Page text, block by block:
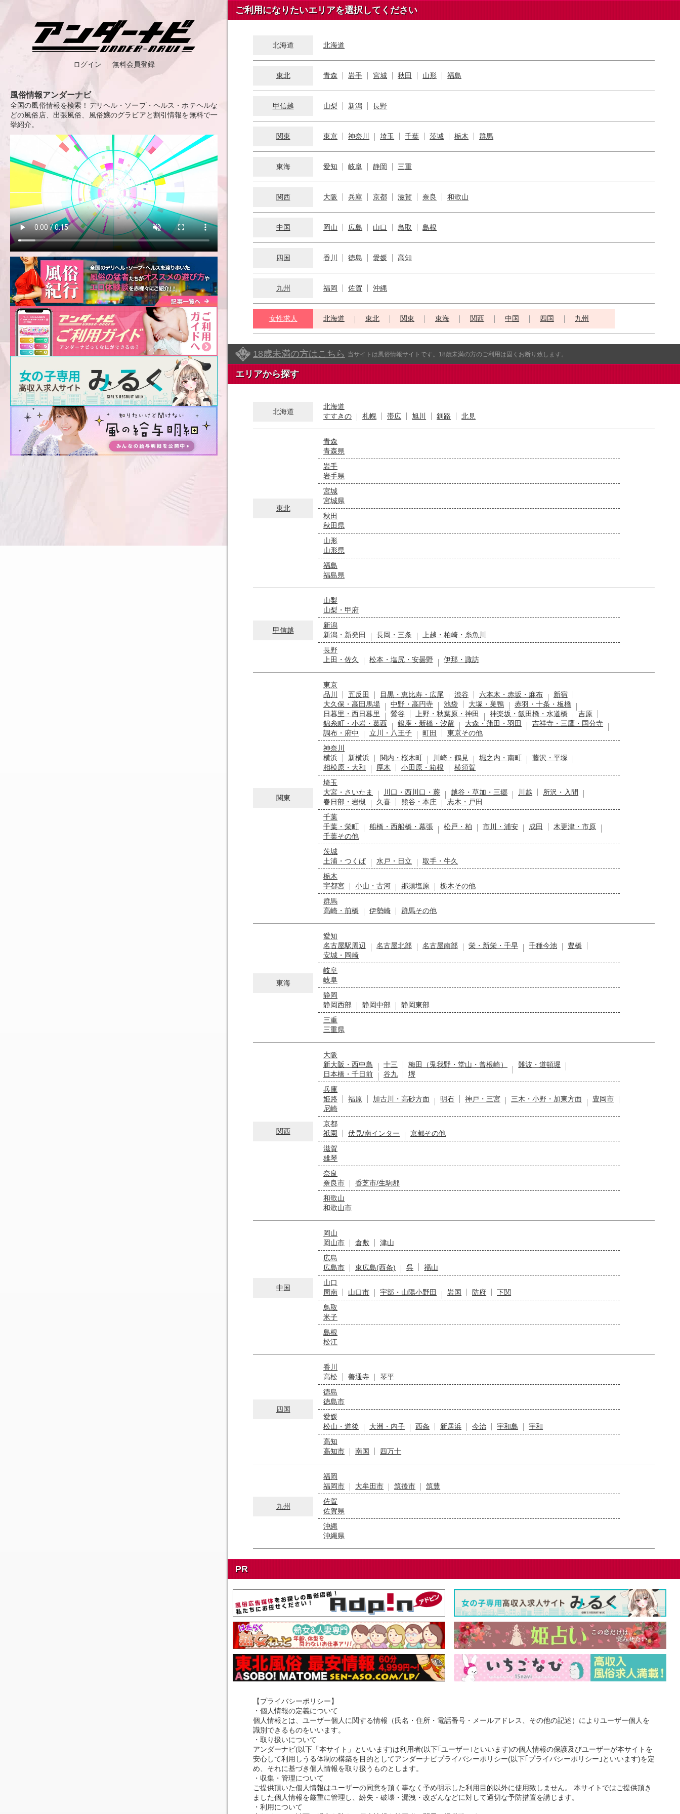
ログイン 無料会員登録
風俗情報アンダーナビ
全国の風俗情報を検索！デリヘル・ソープ・ヘルス・ホテヘルな
どの風俗店、出張風俗、風俗嬢のグラビアと割引情報を無料で一
挙紹介。
ご利用になりたいエリアを選択してください
北海道 北海道
東北 青森 岩手 宮城 秋田 山形 福島
甲信越 山梨 新潟 長野
関東 東京 神奈川 埼玉 千葉 茨城 栃木 群馬
東海 愛知 岐阜 静岡 三重
関西 大阪 兵庫 京都 滋賀 奈良 和歌山
中国 岡山 広島 山口 鳥取 島根
四国 香川 徳島 愛媛 高知
九州 福岡 佐賀 沖縄
女性求人 北海道 東北 関東 東海 関西 中国 四国 九州
18歳未満の方はこちら 当サイトは風俗情報サイトです。18歳未満の方のご利用は固くお断り致します。
エリアから探す
北海道
北海道
すすきの
札幌 帯広 旭川 釧路 北見
東北
青森
青森県
岩手
岩手県
宮城
宮城県
秋田
秋田県
山形
山形県
福島
福島県
甲信越
山梨
山梨・甲府
新潟
新潟・新発田
長岡・三条
上越・柏崎・糸魚川
長野
上田・佐久
松本・塩尻・安曇野 伊那・諏訪
関東
東京
品川
五反田 目黒・恵比寿・広尾 渋谷 六本木・赤坂・麻布
新宿
大久保・高田馬場
中野・高円寺 池袋 大塚・巣鴨
赤羽・十条・板橋
日暮里・西日暮里
鶯谷 上野・秋葉原・神田 神楽坂・飯田橋・水道橋
吉原
錦糸町・小岩・葛西
銀座・新橋・汐留 大森・蒲田・羽田
吉祥寺・三鷹・国分寺
調布・府中
立川・八王子 町田
東京その他
神奈川
横浜
新横浜 関内・桜木町 川崎・鶴見 堀之内・南町
藤沢・平塚
相模原・大和
厚木 小田原・箱根
横須賀
埼玉
大宮・さいたま
川口・西川口・蕨 越谷・草加・三郷 川越
所沢・入間
春日部・岩槻
久喜 熊谷・本庄
志木・戸田
千葉
千葉・栄町
船橋・西船橋・幕張 松戸・柏 市川・浦安 成田
木更津・市原
千葉その他
茨城
土浦・つくば
水戸・日立
取手・牛久
栃木
宇都宮
小山・古河 那須塩原
栃木その他
群馬
高崎・前橋
伊勢崎 群馬その他
東海
愛知
名古屋駅周辺
名古屋北部 名古屋南部 栄・新栄・千早 千種今池
豊橋
安城・岡崎
岐阜
岐阜
静岡
静岡西部
静岡中部
静岡東部
三重
三重県
関西
大阪
新大阪・西中島
十三 梅田（兎我野・堂山・曾根崎）
難波・道頓堀
日本橋・千日前
谷九
堺
兵庫
姫路
福原 加古川・高砂方面 明石 神戸・三宮 三木・小野・加東方面
豊岡市
尼崎
京都
祇園
伏見/南インター
京都その他
滋賀
雄琴
奈良
奈良市
香芝市/生駒郡
和歌山
和歌山市
中国
岡山
岡山市
倉敷
津山
広島
広島市
東広島(西条) 呉
福山
山口
周南
山口市 宇部・山陽小野田 岩国 防府
下関
鳥取
米子
島根
松江
四国
香川
高松
善通寺
琴平
徳島
徳島市
愛媛
松山・道後
大洲・内子 西条 新居浜 今治 宇和島
宇和
高知
高知市
南国 四万十
九州
福岡
福岡市
大牟田市 筑後市
筑豊
佐賀
佐賀県
沖縄
沖縄県
PR
【プライバシーポリシー】
・個人情報の定義について
個人情報とは、ユーザー個人に関する情報（氏名・住所・電話番号・メールアドレス、その他の記述）によりユーザー個人を
識別できるものをいいます。
・取り扱いについて
アンダーナビ(以下「本サイト」といいます)は利用者(以下｢ユーザー｣といいます)の個人情報の保護及びユーザーが本サイトを
安心して利用しうる体制の構築を目的としてアンダーナビプライバシーポリシー(以下｢プライバシーポリシー｣といいます)を定
め、それに基づき個人情報を取り扱うものとします。
・収集・管理について
ご提供頂いた個人情報はユーザーの同意を頂く事なく予め明示した利用目的以外に使用致しません。 本サイトではご提供頂き
ました個人情報を厳重に管理し、紛失・破壊・漏洩・改ざんなどに対して適切な予防措置を講じます。
・利用について